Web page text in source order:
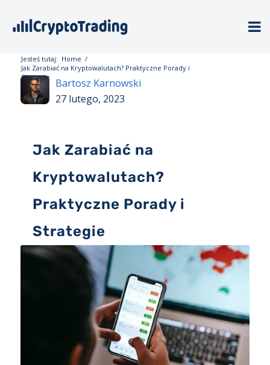
Jesteś tutaj: Home /
Jak Zarabiać na Kryptowalutach? Praktyczne Porady i
Strategie
Bartosz Karnowski
27 lutego, 2023
Jak Zarabiać na
Kryptowalutach?
Praktyczne Porady i
Strategie